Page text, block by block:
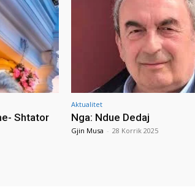
Shtator
Aktualitet
Nga: Ndue Dedaj
Gjin Musa - 28 Korrik 2025